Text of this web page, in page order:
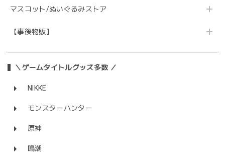
マスコット/ぬいぐるみストア
【事後物販】
＼ゲームタイトルグッズ多数 ／
NIKKE
モンスターハンター
原神
鳴潮